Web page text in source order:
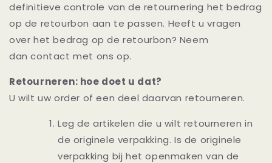
definitieve controle van de retournering het bedrag
op de retourbon aan te passen. Heeft u vragen
over het bedrag op de retourbon? Neem
dan contact met ons op.
Retourneren: hoe doet u dat?
U wilt uw order of een deel daarvan retourneren.
Leg de artikelen die u wilt retourneren in
de originele verpakking. Is de originele
verpakking bij het openmaken van de